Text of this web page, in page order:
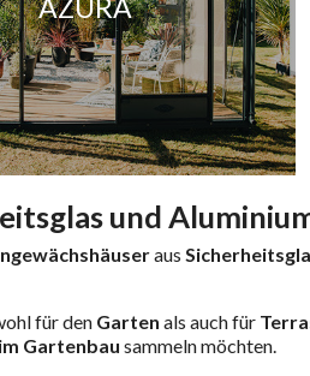
AZURA
und
aus
für den Garten als auch für
Gartenbau sammeln möchten.